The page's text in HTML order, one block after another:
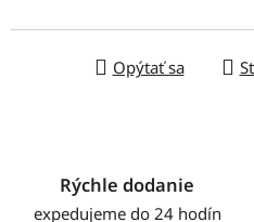
Opýtať sa
Rýchle dodanie
expedujeme do 24 hodín